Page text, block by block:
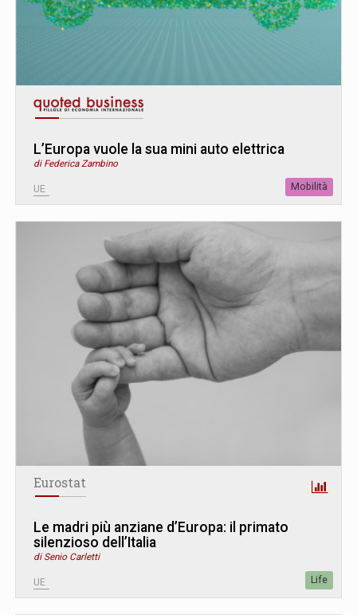
L’Europa vuole la sua mini auto elettrica
di Federica Zambino
UE Mobilità
Eurostat
Le madri più anziane d’Europa: il primato
silenzioso dell’Italia
di Senio Carletti
UE Life